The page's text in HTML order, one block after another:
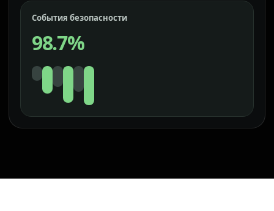
События безопасности
98.7%